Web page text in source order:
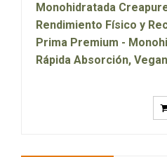
Monohidratada
Rendimiento Físico y
Prima Premium -
Rápida Absorción,